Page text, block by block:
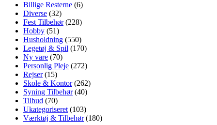
Billige Resterne (6)
Diverse (32)
Fest Tilbehør (228)
Hobby (51)
Husholdning (550)
Legetøj & Spil (170)
Ny vare (70)
Personlig Pleje (272)
Rejser (15)
Skole & Kontor (262)
Syning Tilbehør (40)
Tilbud (70)
Ukategoriseret (103)
Værktøj & Tilbehør (180)